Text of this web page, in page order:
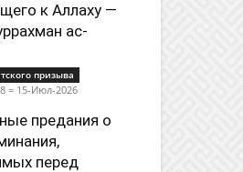
к Аллаху —
ас-
призыва
= 15-Июл-2026
предания о
перед